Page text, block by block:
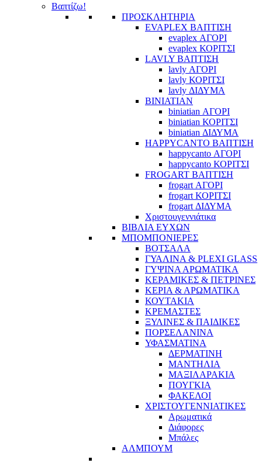
Βαπτίζω!
ΠΡΟΣΚΛΗΤΗΡΙΑ
EVAPLEX ΒΑΠΤΙΣΗ
evaplex ΑΓΟΡΙ
evaplex ΚΟΡΙΤΣΙ
LAVLY ΒΑΠΤΙΣΗ
lavly ΑΓΟΡΙ
lavly ΚΟΡΙΤΣΙ
lavly ΔΙΔΥΜΑ
BINIATIAN
biniatian ΑΓΟΡΙ
biniatian ΚΟΡΙΤΣΙ
biniatian ΔΙΔΥΜΑ
HAPPYCANTO ΒΑΠΤΙΣΗ
happycanto ΑΓΟΡΙ
happycanto ΚΟΡΙΤΣΙ
FROGART ΒΑΠΤΙΣΗ
frogart ΑΓΟΡΙ
frogart ΚΟΡΙΤΣΙ
frogart ΔΙΔΥΜΑ
Χριστουγεννιάτικα
ΒΙΒΛΙΑ ΕΥΧΩΝ
ΜΠΟΜΠΟΝΙΕΡΕΣ
ΒΟΤΣΑΛΑ
ΓΥΑΛΙΝΑ & PLEXI GLASS
ΓΥΨΙΝΑ ΑΡΩΜΑΤΙΚΑ
ΚΕΡΑΜΙΚΕΣ & ΠΕΤΡΙΝΕΣ
ΚΕΡΙΑ & ΑΡΩΜΑΤΙΚΑ
ΚΟΥΤΑΚΙΑ
ΚΡΕΜΑΣΤΕΣ
ΞΥΛΙΝΕΣ & ΠΑΙΔΙΚΕΣ
ΠΟΡΣΕΛΑΝΙΝΑ
ΥΦΑΣΜΑΤΙΝA
ΔΕΡΜΑΤΙΝΗ
ΜΑΝΤΗΛΙΑ
ΜΑΞΙΛΑΡΑΚΙΑ
ΠΟΥΓΚΙΑ
ΦΑΚΕΛΟΙ
ΧΡΙΣΤΟΥΓΕΝΝΙΑΤΙΚΕΣ
Αρωματικά
Διάφορες
Μπάλες
ΑΛΜΠΟΥΜ